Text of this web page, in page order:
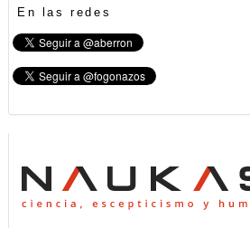
En las redes